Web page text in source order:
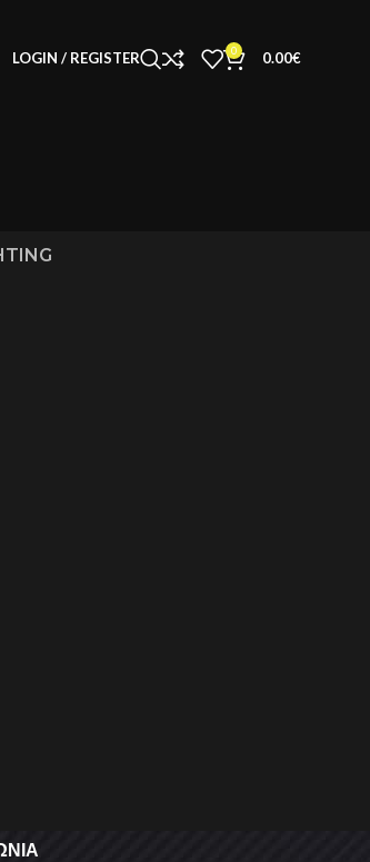
LOGIN / REGISTER 0 0.00€